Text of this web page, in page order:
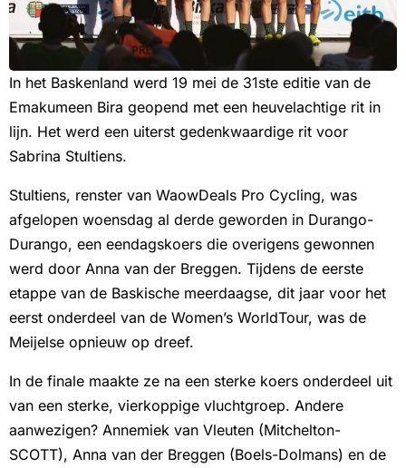
In het Baskenland werd 19 mei de 31ste editie van de
Emakumeen Bira geopend met een heuvelachtige rit in
lijn. Het werd een uiterst gedenkwaardige rit voor
Sabrina Stultiens.
Stultiens, renster van WaowDeals Pro Cycling, was
afgelopen woensdag al derde geworden in Durango-
Durango, een eendagskoers die overigens gewonnen
werd door Anna van der Breggen. Tijdens de eerste
etappe van de Baskische meerdaagse, dit jaar voor het
eerst onderdeel van de Women’s WorldTour, was de
Meijelse opnieuw op dreef.
In de finale maakte ze na een sterke koers onderdeel uit
van een sterke, vierkoppige vluchtgroep. Andere
aanwezigen? Annemiek van Vleuten (Mitchelton-
SCOTT), Anna van der Breggen (Boels-Dolmans) en de